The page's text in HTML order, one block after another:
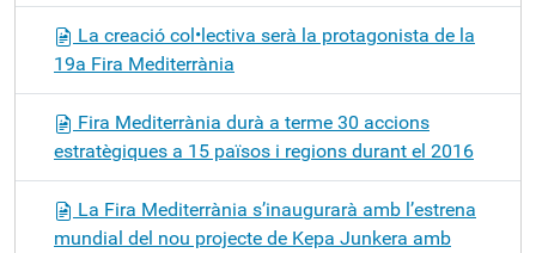
La creació col•lectiva serà la protagonista de la
19a Fira Mediterrània
Fira Mediterrània durà a terme 30 accions
estratègiques a 15 països i regions durant el 2016
La Fira Mediterrània s’inaugurarà amb l’estrena
mundial del nou projecte de Kepa Junkera amb